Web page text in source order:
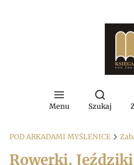
Menu
Otwórz
Szukaj
POD ARKADAMI MYŚLENICE
Rowerki, Jeździki